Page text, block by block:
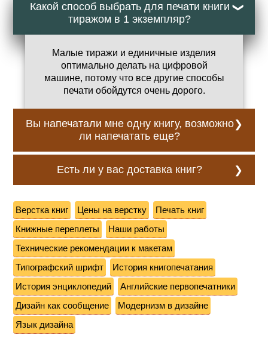
Какой способ выбрать для печати книги
тиражом в 1 экземпляр?
Малые тиражи и единичные изделия
оптимально делать на цифровой
машине, потому что все другие способы
печати обойдутся очень дорого.
Вы напечатали мне одну книгу, возможно
ли напечатать еще?
будет существенно меньше.
Есть ли у вас доставка книг?
книги и другую печатную продукцию
курьером, по другим городам России —
курьерскими компаниями. Благодаря
прямым договорам, доставка
получается быстрой и недорогой.
Верстка книг Цены на верстку
Печать книг
Книжные переплеты
Наши работы
Технические рекомендации к макетам
Типографский шрифт
История книгопечатания
История энциклопедий
Английские первопечатники
Дизайн как сообщение
Модернизм в дизайне
Язык дизайна